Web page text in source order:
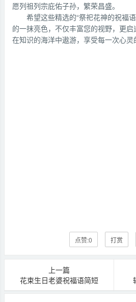
愿列祖列宗庇佑子孙，繁荣昌盛。
希望这些精选的“祭祀花神的祝福
的一抹亮色，不仅丰富您的视野，更
在知识的海洋中遨游，享受每一次心灵
点赞:0 打赏
上一篇
花束生日老婆祝福语简短